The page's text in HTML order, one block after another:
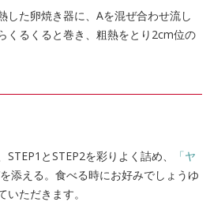
した卵焼き器に、Aを混ぜ合わせ流し
くるくると巻き、粗熱をとり2cm位の
とSTEP2を彩りよく詰め、
「ヤ
添える。食べる時にお好みでしょうゆ
ただきます。